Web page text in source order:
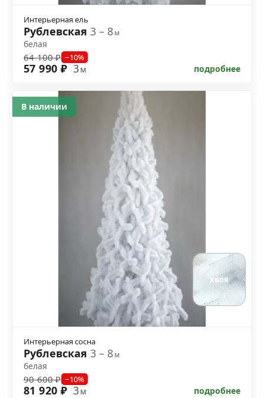
Интерьерная ель
Рублевская 3 – 8м
белая
64 100 ₽ −10%
57 990 ₽ 3м подробнее
хвоя
Интерьерная сосна
Рублевская 3 – 8м
белая
90 600 ₽ −10%
81 920 ₽ 3м подробнее
В наличии